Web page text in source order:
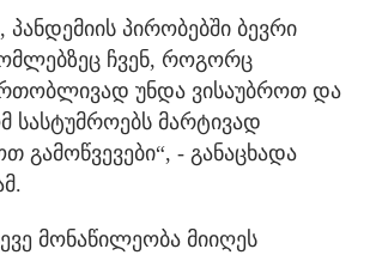
პანდემიის პირობებში ბევრი
ჩვენ, როგორც
უნდა ვისაუბროთ და
სასტუმროებს მარტივად
გამოწვევები“, - განაცხადა
მონაწილეობა მიიღეს